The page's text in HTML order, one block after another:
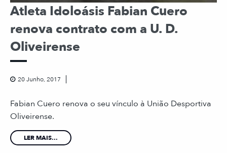
Atleta Idoloásis Fabian Cuero
renova contrato com a U. D.
Oliveirense
20 Junho, 2017
Fabian Cuero renova o seu vínculo à União Desportiva
Oliveirense.
LER MAIS...